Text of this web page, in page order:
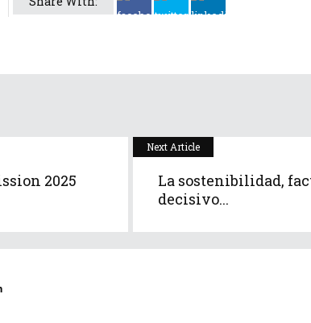
2025
Next Article
La sostenibilidad,
decisivo...